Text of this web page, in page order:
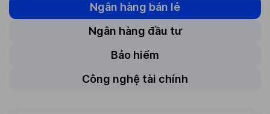
Ngân hàng bán lẻ
Ngân hàng đầu tư
Bảo hiểm
Công nghệ tài chính